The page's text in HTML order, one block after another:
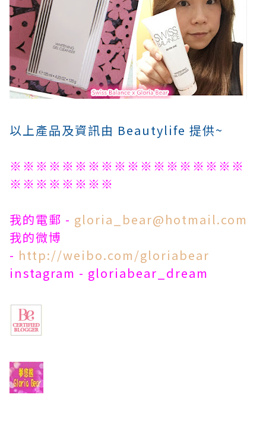
以上產品及資訊由 Beautylife 提供~
※※※※※※※※※※※※※※※※※※
※※※※※※※※
我的電郵 - gloria_bear@hotmail.com
我的微博
- http://weibo.com/gloriabear
instagram - gloriabear_dream